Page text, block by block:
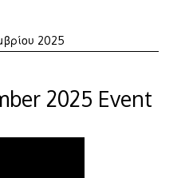
2025
2025 Event